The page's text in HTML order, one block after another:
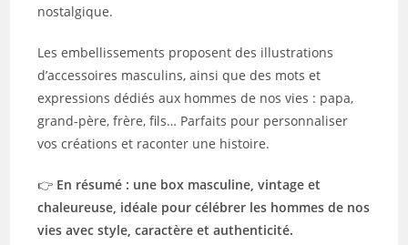
nostalgique.
Les embellissements proposent des illustrations
d’accessoires masculins, ainsi que des mots et
expressions dédiés aux hommes de nos vies : papa,
grand-père, frère, fils… Parfaits pour personnaliser
vos créations et raconter une histoire.
👉 En résumé : une box masculine, vintage et
chaleureuse, idéale pour célébrer les hommes de nos
vies avec style, caractère et authenticité.